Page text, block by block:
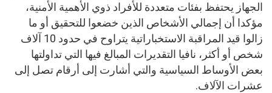
الجهاز يحتفظ بفئات متعددة للأفراد ذوي الأهمية الأمنية،
مؤكدا أن إجمالي الأشخاص الذين خضعوا للتحقيق أو ما
زالوا قيد المراقبة الاستخباراتية يتراوح في حدود 10 آلاف
شخص أو أكثر، نافيا التقديرات المبالغ فيها التي تداولتها
بعض الأوساط السياسية والتي أشارت إلى أرقام تصل إلى
عشرات الآلاف.